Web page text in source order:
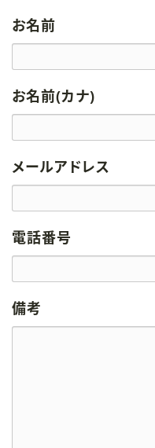
お名前
お名前(カナ)
メールアドレス
電話番号
備考